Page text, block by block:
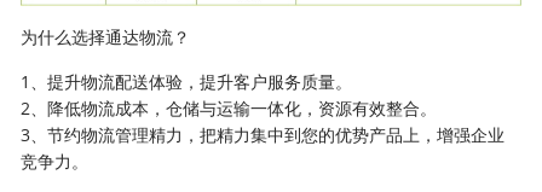
为什么选择通达物流？
1、提升物流配送体验，提升客户服务质量。
2、降低物流成本，仓储与运输一体化，资源有效整合。
3、节约物流管理精力，把精力集中到您的优势产品上，增强企业
竞争力。